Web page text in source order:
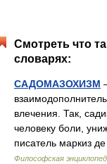
Смотреть что
словарях:
САДОМАЗОХИЗМ
влечения. Так,
человеку боли,
писатель маркиз
Философская